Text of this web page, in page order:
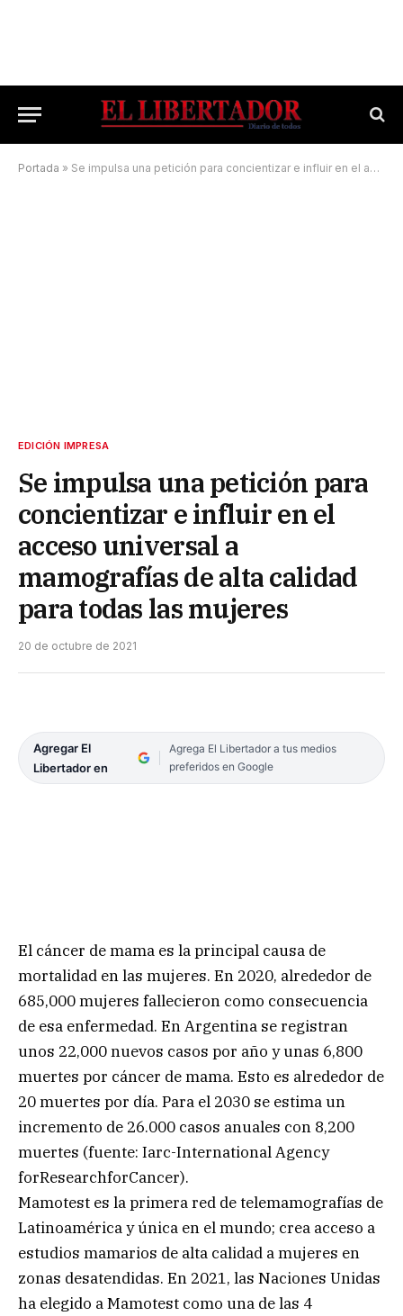
Portada » Se impulsa una petición para concientizar e influir en el acceso universal a mamografías de alta calidad para todas las mujeres
EDICIÓN IMPRESA
Se impulsa una petición para
concientizar e influir en el
acceso universal a
mamografías de alta calidad
para todas las mujeres
20 de octubre de 2021
Agregar El
Libertador en
Agrega El Libertador a tus medios
preferidos en Google
El cáncer de mama es la principal causa de
mortalidad en las mujeres. En 2020, alrededor de
685,000 mujeres fallecieron como consecuencia
de esa enfermedad. En Argentina se registran
unos 22,000 nuevos casos por año y unas 6,800
muertes por cáncer de mama. Esto es alrededor de
20 muertes por día. Para el 2030 se estima un
incremento de 26.000 casos anuales con 8,200
muertes (fuente: Iarc-International Agency
forResearchforCancer).
Mamotest es la primera red de telemamografías de
Latinoamérica y única en el mundo; crea acceso a
estudios mamarios de alta calidad a mujeres en
zonas desatendidas. En 2021, las Naciones Unidas
ha elegido a Mamotest como una de las 4